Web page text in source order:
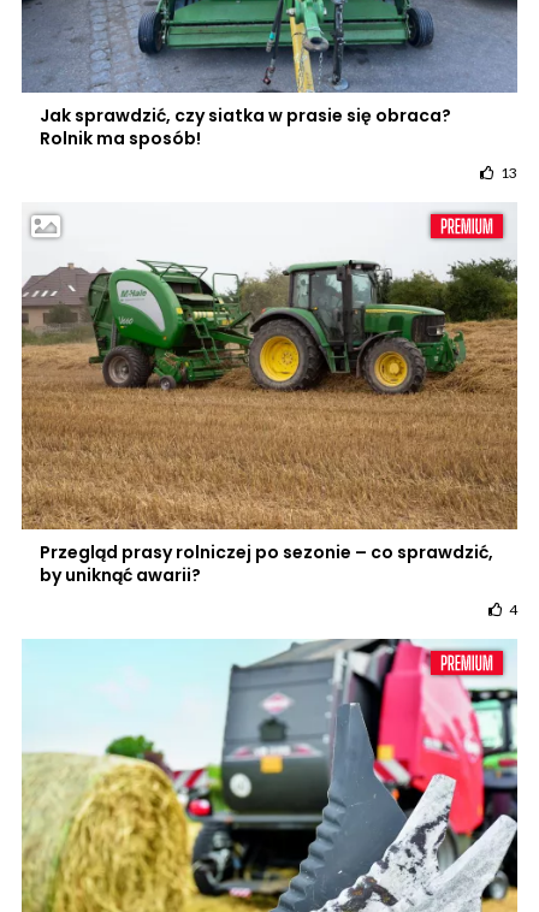
Jak sprawdzić, czy siatka w prasie się obraca?
Rolnik ma sposób!
13
Przegląd prasy rolniczej po sezonie – co sprawdzić,
by uniknąć awarii?
4